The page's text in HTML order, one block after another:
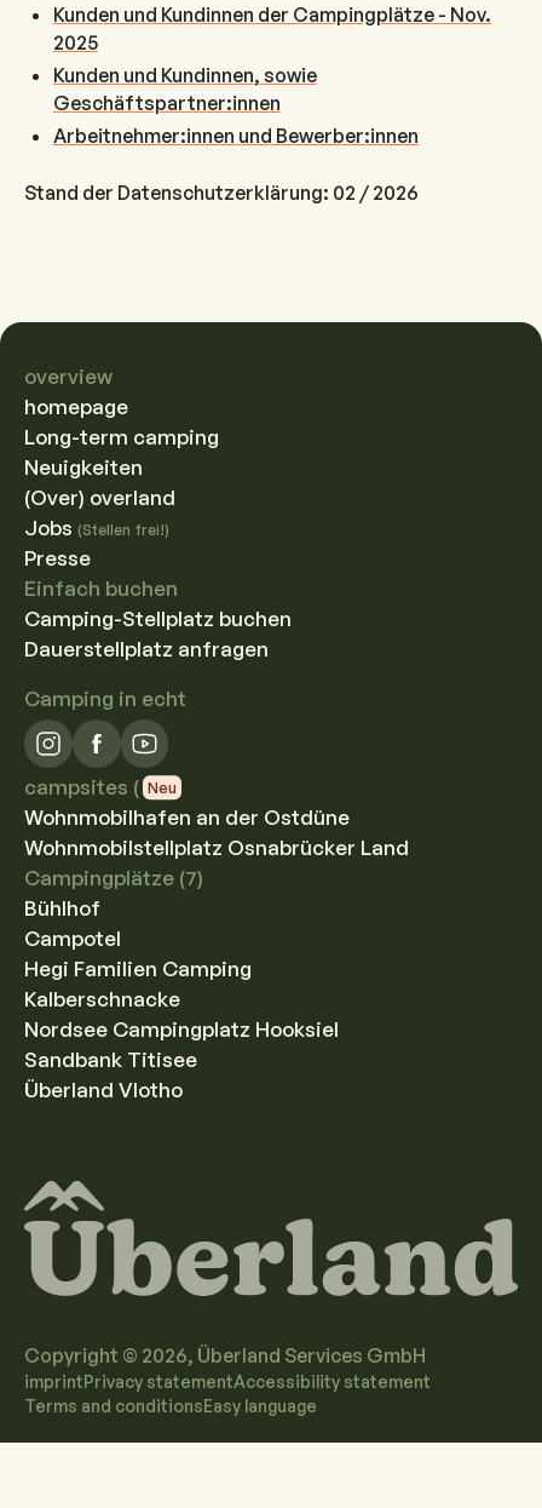
Kunden und Kundinnen der Campingplätze - Nov.
2025
Kunden und Kundinnen, sowie
Geschäftspartner:innen
Arbeitnehmer:innen und Bewerber:innen
Stand der Datenschutzerklärung: 02 / 2026
overview
homepage
Long-term camping
Neuigkeiten
(Over) overland
Jobs (Stellen frei!)
Presse
Einfach buchen
Camping-Stellplatz buchen
Dauerstellplatz anfragen
Camping in echt
campsites ( Neu
Wohnmobilhafen an der Ostdüne
Wohnmobilstellplatz Osnabrücker Land
Campingplätze (7)
Bühlhof
Campotel
Hegi Familien Camping
Kalberschnacke
Nordsee Campingplatz Hooksiel
Sandbank Titisee
Überland Vlotho
Copyright © 2026, Überland Services GmbH
imprintPrivacy statementAccessibility statement
Terms and conditionsEasy language